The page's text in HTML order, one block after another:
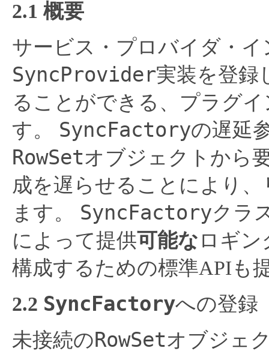
2.1 概要
サービス・プロバイダ・
SyncProvider実装を登録
ることができる、プラグ
す。
SyncFactoryの遅延
RowSetオブジェクトから
成を遅らせることにより
ます。
SyncFactoryクラ
によって提供可能な ロギ
構成するための標準APIも
2.2 SyncFactoryへの登録
未接続のRowSetオブジェ